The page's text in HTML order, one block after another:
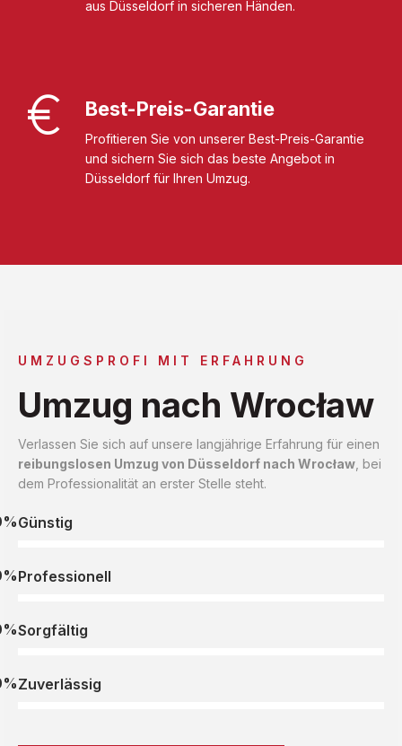
aus Düsseldorf in sicheren Händen.
Best-Preis-Garantie
Profitieren Sie von unserer Best-Preis-Garantie
und sichern Sie sich das beste Angebot in
Düsseldorf für Ihren Umzug.
UMZUGSPROFI MIT ERFAHRUNG
Umzug nach Wrocław
Verlassen Sie sich auf unsere langjährige Erfahrung für einen
reibungslosen Umzug von Düsseldorf nach Wrocław , bei
dem Professionalität an erster Stelle steht.
Günstig
Professionell
Sorgfältig
Zuverlässig